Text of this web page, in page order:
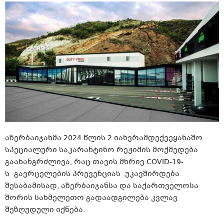
აზერბაიჯანმა 2024 წლის 2 იანვრამდექვეყანაშო
სპეციალური საკარანტინო რეჟიმის მოქმედება
გაახანგრძლივა, რაც თავის მხრივ COVID-19-
ს გავრცელების პრევენციას უკავშირდება.
შესაბამისად, აზერბაიჯანსა და საქართველოსა
შორის სახმელეთო გადაადგილება კვლავ
შეზღუდული იქნება.